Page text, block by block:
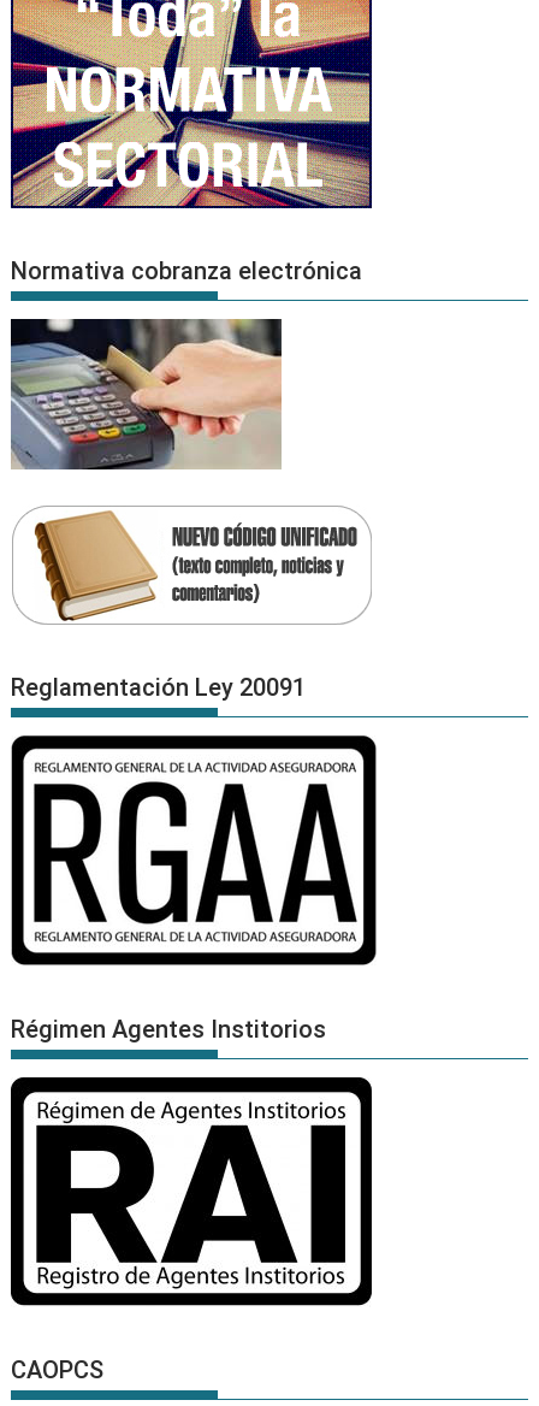
Normativa cobranza electrónica
Reglamentación Ley 20091
Régimen Agentes Institorios
CAOPCS